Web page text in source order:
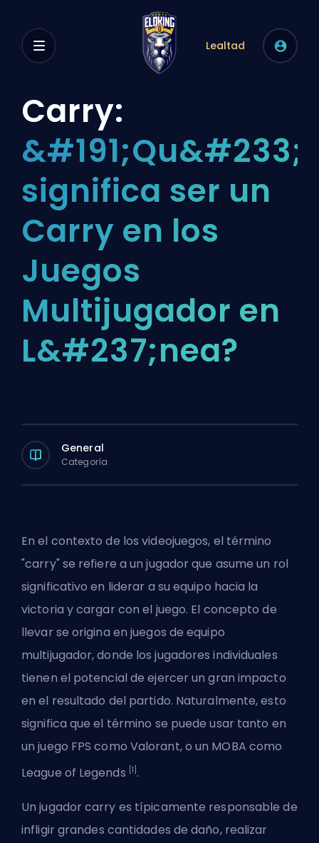
Lealtad
Carry:
&#191;Qu&#233;
significa ser un
Carry en los
Juegos
Multijugador en
L&#237;nea?
General
Categoría
En el contexto de los videojuegos, el término
"carry" se refiere a un jugador que asume un rol
significativo en liderar a su equipo hacia la
victoria y cargar con el juego. El concepto de
llevar se origina en juegos de equipo
multijugador, donde los jugadores individuales
tienen el potencial de ejercer un gran impacto
en el resultado del partido. Naturalmente, esto
significa que el término se puede usar tanto en
un juego FPS como Valorant, o un MOBA como
League of Legends [1] .
Un jugador carry es típicamente responsable de
infligir grandes cantidades de daño, realizar